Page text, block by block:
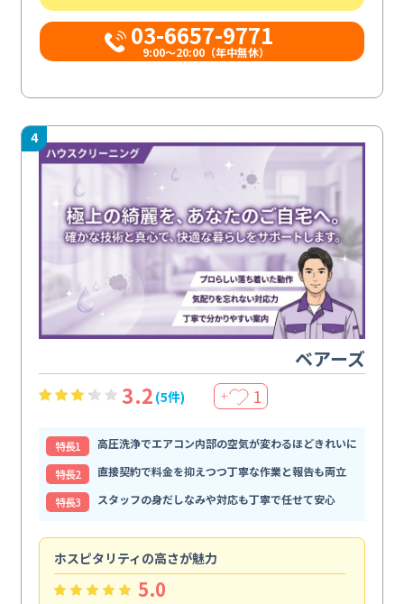
03-6657-9771
9:00～20:00（年中無休）
4
ベアーズ
3.2 (5件) ＋ 1
特⻑1
高圧洗浄でエアコン内部の空気が変わるほどきれいに
特⻑2
直接契約で料金を抑えつつ丁寧な作業と報告も両立
特⻑3
スタッフの身だしなみや対応も丁寧で任せて安心
ホスピタリティの高さが魅力
5.0